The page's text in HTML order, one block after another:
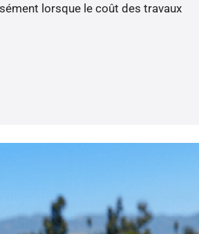
lorsque le coût des travaux